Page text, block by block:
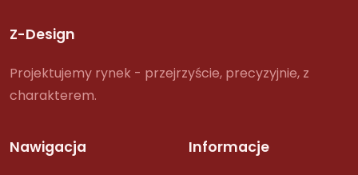
Z-Design
Projektujemy rynek - przejrzyście, precyzyjnie, z
charakterem.
Nawigacja Informacje